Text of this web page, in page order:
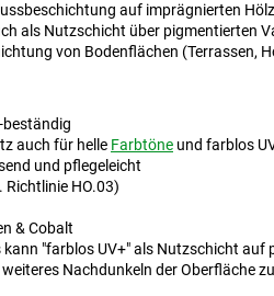
auf imprägnierten
als Nutzschicht über pigmentierten
von Bodenflächen (Terrassen,
beständig
auch für helle Farbtöne und farblos
und pflegeleicht
Richtlinie HO.03)
& Cobalt
kann "farblos UV+" als Nutzschicht
Nachdunkeln der Oberfläche